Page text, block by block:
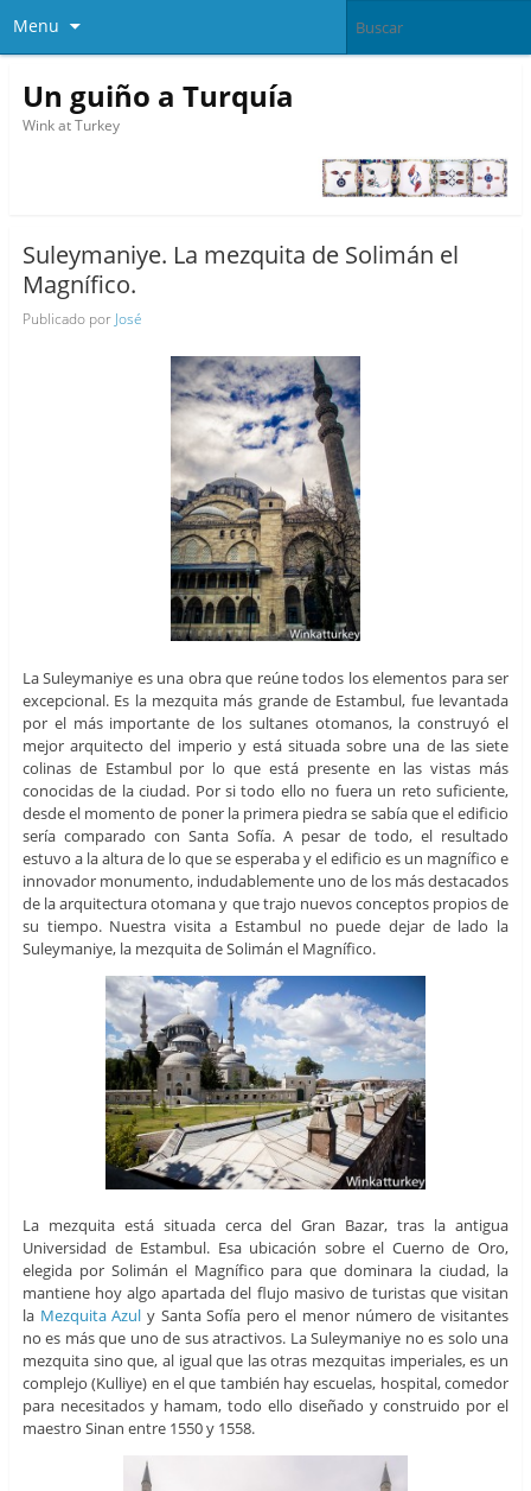
Menu
Un guiño a Turquía
Wink at Turkey
Suleymaniye. La mezquita de Solimán el
Magnífico.
Publicado por José
La Suleymaniye es una obra que reúne todos los elementos para ser
excepcional. Es la mezquita más grande de Estambul, fue levantada
por el más importante de los sultanes otomanos, la construyó el
mejor arquitecto del imperio y está situada sobre una de las siete
colinas de Estambul por lo que está presente en las vistas más
conocidas de la ciudad. Por si todo ello no fuera un reto suficiente,
desde el momento de poner la primera piedra se sabía que el edificio
sería comparado con Santa Sofía. A pesar de todo, el resultado
estuvo a la altura de lo que se esperaba y el edificio es un magnífico e
innovador monumento, indudablemente uno de los más destacados
de la arquitectura otomana y que trajo nuevos conceptos propios de
su tiempo. Nuestra visita a Estambul no puede dejar de lado la
Suleymaniye, la mezquita de Solimán el Magnífico.
La mezquita está situada cerca del Gran Bazar, tras la antigua
Universidad de Estambul. Esa ubicación sobre el Cuerno de Oro,
elegida por Solimán el Magnífico para que dominara la ciudad, la
mantiene hoy algo apartada del flujo masivo de turistas que visitan
la Mezquita Azul y Santa Sofía pero el menor número de visitantes
no es más que uno de sus atractivos. La Suleymaniye no es solo una
mezquita sino que, al igual que las otras mezquitas imperiales, es un
complejo (Kulliye) en el que también hay escuelas, hospital, comedor
para necesitados y hamam, todo ello diseñado y construido por el
maestro Sinan entre 1550 y 1558.